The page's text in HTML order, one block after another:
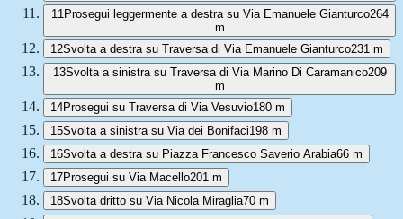
11 Prosegui leggermente a destra su Via Emanuele Gianturco264
m
12Svolta a destra su Traversa di Via Emanuele Gianturco231 m
13Svolta a sinistra su Traversa di Via Marino Di Caramanico209
m
14Prosegui su Traversa di Via Vesuvio180 m
15Svolta a sinistra su Via dei Bonifaci198 m
16Svolta a destra su Piazza Francesco Saverio Arabia66 m
17Prosegui su Via Macello201 m
18Svolta dritto su Via Nicola Miraglia70 m